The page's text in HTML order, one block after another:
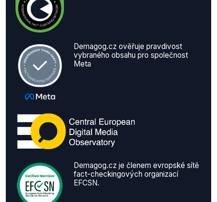
Demagog.cz ověřuje pravdivost
vybraného obsahu pro společnost
Meta
Demagog.cz je členem evropské sítě
fact-checkingových organizací
EFCSN.